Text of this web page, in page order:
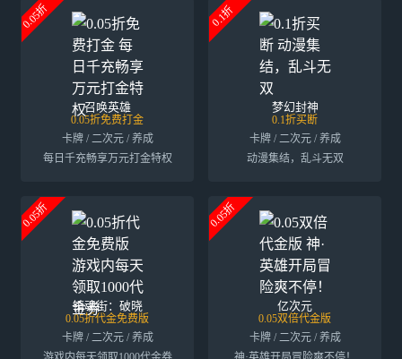
0.05折
召唤英雄
0.05折免费打金
卡牌 / 二次元 / 养成
每日千充畅享万元打金特权
0.1折
梦幻封神
0.1折买断
卡牌 / 二次元 / 养成
动漫集结，乱斗无双
0.05折
镇魂街：破晓
0.05折代金免费版
卡牌 / 二次元 / 养成
0.05折
亿次元
0.05双倍代金版
卡牌 / 二次元 / 养成